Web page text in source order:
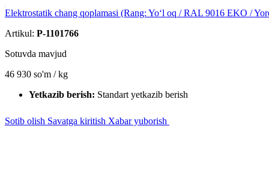
Elektrostatik chang qoplamasi (Rang: Yoʻl oq / RAL 9016 EKO /
Artikul: P-1101766
Sotuvda mavjud
46 930 so'm / kg
Yetkazib berish: Standart yetkazib berish
Sotib olish Savatga kiritish Xabar yuborish